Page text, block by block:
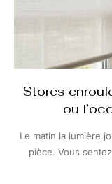
Stores
ou
Le matin la lumière
pièce. Vous